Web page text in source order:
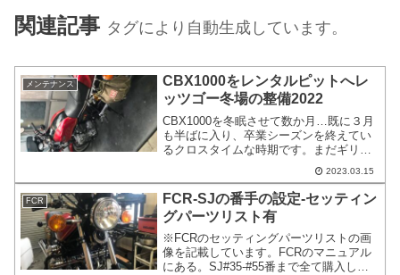
関連記事 タグにより自動生成しています。
メンテナンス
CBX1000をレンタルピットへレ
ッツゴー冬場の整備2022
CBX1000を冬眠させて数か月…既に３月
も半ばに入り、卒業シーズンを終えてい
るクロスタイムな時期です。まだギリギ
がらします。レンタルガレージを利用さ
せていただいているバイク屋さんのレン
タルピットのサービスを利用させてもら
う前段階の投稿になります。
2023.03.15
FCR
FCR-SJの番手の設定-セッティン
グパーツリスト有
※FCRのセッティングパーツリストの画
像を記載しています。FCRのマニュアル
にある。SJ#35-#55番まで全て購入して